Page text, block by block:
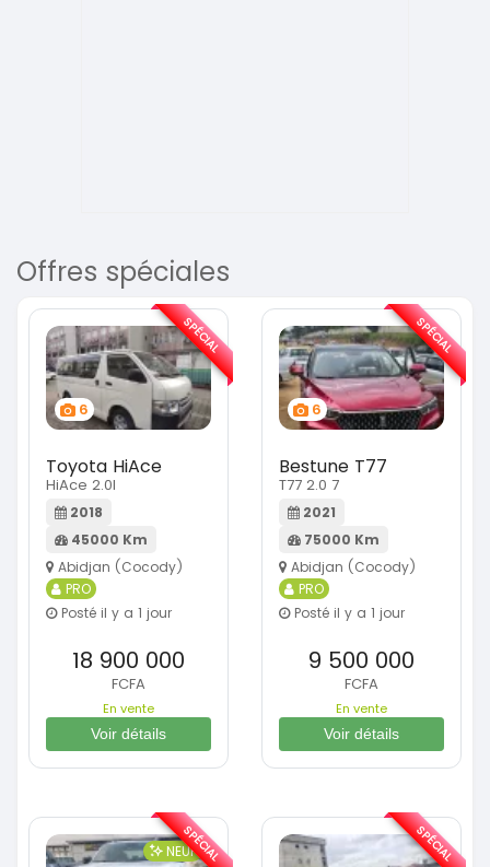
Offres spéciales
6
Toyota HiAce
HiAce 2.0l
2018
45000 Km
Abidjan (Cocody)
PRO
Posté il y a 1 jour
18 900 000
FCFA
En vente
Voir détails
SPÉCIAL
6
Bestune T77
T77 2.0 7
2021
75000 Km
Abidjan (Cocody)
PRO
Posté il y a 1 jour
9 500 000
FCFA
En vente
Voir détails
SPÉCIAL
NEUFSPÉCIAL SPÉCIAL